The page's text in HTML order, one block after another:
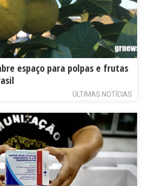
espaço para polpas e frutas
ÚLTIMAS NOTÍCIAS